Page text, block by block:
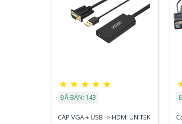
★ ★ ★ ★ ★
ĐÃ BÁN: 143
CÁP VGA + USB -> HDMI UNITEK